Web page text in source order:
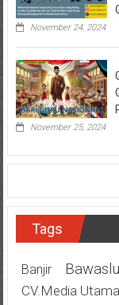
November 24, 2024
November 25, 2024
Tags
Banjir
CV.Media